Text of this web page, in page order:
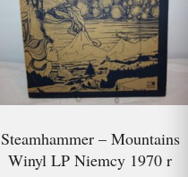
Steamhammer – Mountains
Winyl LP Niemcy 1970 r